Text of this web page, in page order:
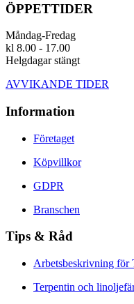
ÖPPETTIDER
Måndag-Fredag
kl 8.00 - 17.00
Helgdagar stängt
AVVIKANDE TIDER
Information
Företaget
Köpvillkor
GDPR
Branschen
Tips & Råd
Arbetsbeskrivning för
Terpentin och